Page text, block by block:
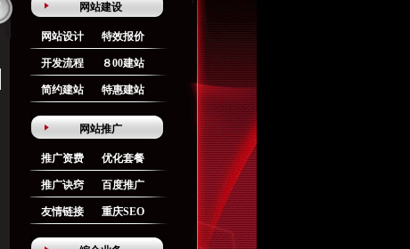
网站建设
网站设计 特效报价
开发流程 ８00建站
简约建站 特惠建站
网站推广
推广资费 优化套餐
推广诀窍 百度推广
友情链接 重庆SEO